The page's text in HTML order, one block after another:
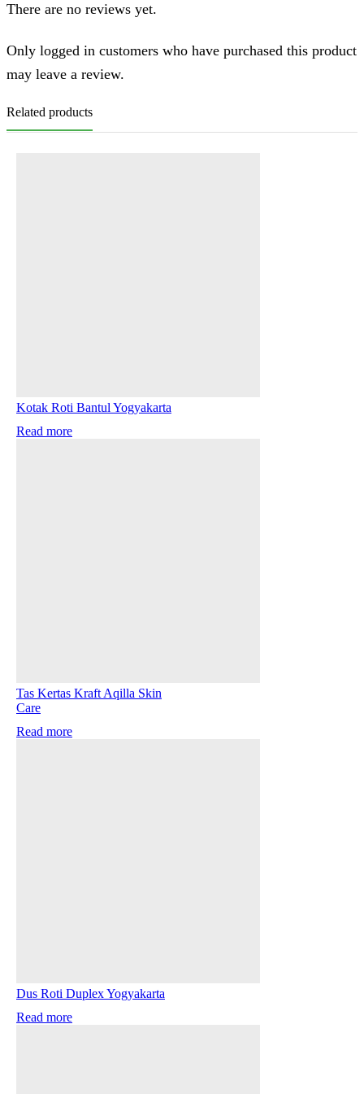
There are no reviews yet.
Only logged in customers who have purchased this product
may leave a review.
Related products
Kotak Roti Bantul Yogyakarta
Read more
Tas Kertas Kraft Aqilla Skin
Care
Read more
Dus Roti Duplex Yogyakarta
Read more